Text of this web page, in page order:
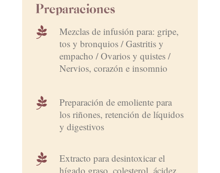
Preparaciones

Mezclas de infusión para: gripe,
tos y bronquios / Gastritis y
empacho / Ovarios y quistes /
Nervios, corazón e insomnio

Preparación de emoliente para
los riñones, retención de líquidos
y digestivos

Extracto para desintoxicar el
hígado graso, colesterol, ácidez,